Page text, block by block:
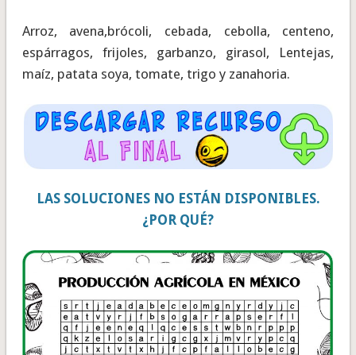
Arroz, avena,brócoli, cebada, cebolla, centeno,
espárragos, frijoles, garbanzo, girasol, Lentejas,
maíz, patata soya, tomate, trigo y zanahoria.
LAS SOLUCIONES NO ESTÁN DISPONIBLES.
¿POR QUÉ?